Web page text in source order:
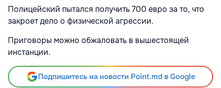
Полицейский пытался получить 700 евро за то, что
закроет дело о физической агрессии.
Приговоры можно обжаловать в вышестоящей
инстанции.
Подпишитесь на новости Point.md в Google